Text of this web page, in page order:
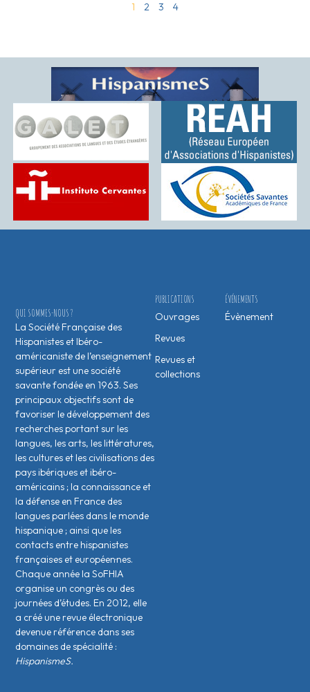
1
2 3 4
ÉVÉNEMENTS
Évènement
PUBLICATIONS
Ouvrages
Revues
Revues et
collections
QUI SOMMES-NOUS ?
La Société Française des
Hispanistes et Ibéro-
américaniste de l’enseignement
supérieur est une société
savante fondée en 1963. Ses
principaux objectifs sont de
favoriser le développement des
recherches portant sur les
langues, les arts, les littératures,
les cultures et les civilisations des
pays ibériques et ibéro-
américains ; la connaissance et
la défense en France des
langues parlées dans le monde
hispanique ; ainsi que les
contacts entre hispanistes
français·es et européen·nes.
Chaque année la SoFHIA
organise un congrès ou des
journées d’études. En 2012, elle
a créé une revue électronique
devenue référence dans ses
domaines de spécialité :
HispanismeS.